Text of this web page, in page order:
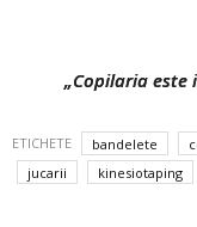
„Copilaria este
ETICHETE bandelete
jucarii
kinesiotaping